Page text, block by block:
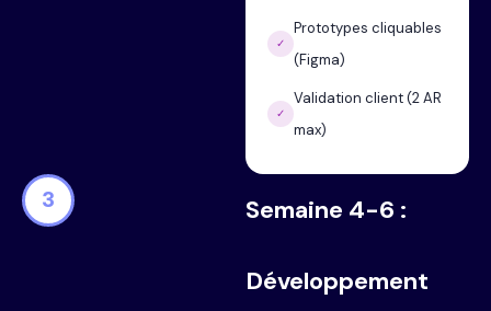
✓
Prototypes cliquables
(Figma)
✓
Validation client (2 AR
max)
3 Semaine 4-6 :
Développement